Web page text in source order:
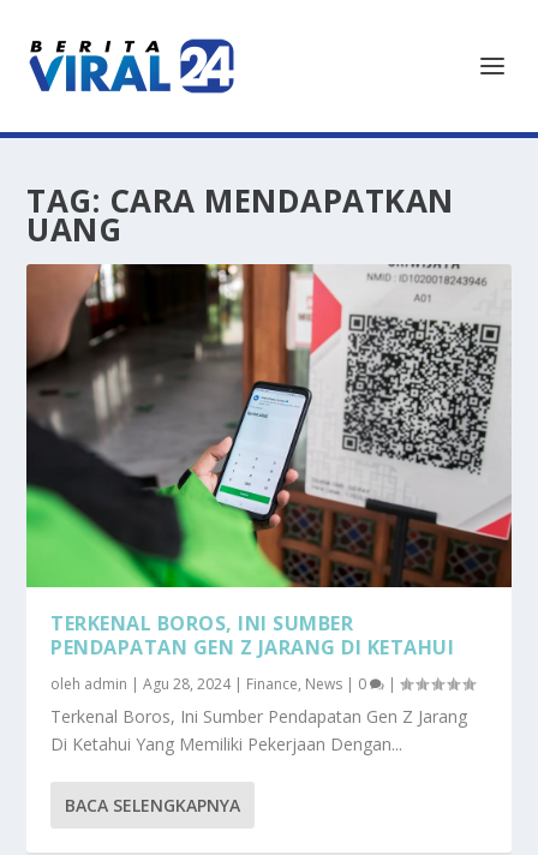
TAG: CARA MENDAPATKAN
UANG
TERKENAL BOROS, INI SUMBER
PENDAPATAN GEN Z JARANG DI KETAHUI
oleh admin |Agu 28, 2024| Finance, News | 0 |
Terkenal Boros, Ini Sumber Pendapatan Gen Z Jarang
Di Ketahui Yang Memiliki Pekerjaan Dengan...
BACA SELENGKAPNYA